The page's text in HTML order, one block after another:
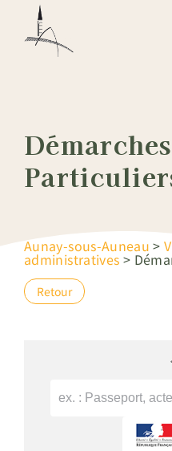
Aunay-sous-Auneau >
administratives >
Retour